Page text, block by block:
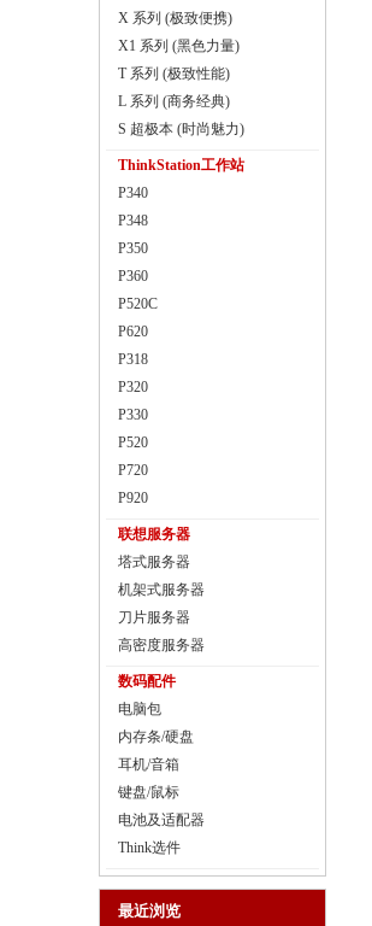
X 系列 (极致便携)
X1 系列 (黑色力量)
T 系列 (极致性能)
L 系列 (商务经典)
S 超极本 (时尚魅力)
ThinkStation工作站
P340
P348
P350
P360
P520C
P620
P318
P320
P330
P520
P720
P920
联想服务器
塔式服务器
机架式服务器
刀片服务器
高密度服务器
数码配件
电脑包
内存条/硬盘
耳机/音箱
键盘/鼠标
电池及适配器
Think选件
最近浏览